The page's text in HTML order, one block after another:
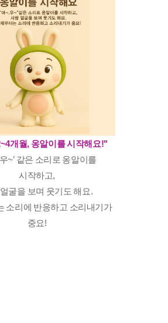
개월, 옹알이를 시작해요!"
‘우~’ 같은 소리로 옹알이를
시작하고,
굴을 보며 웃기도 해요.
소리에 반응하고 소리내기가
중요!